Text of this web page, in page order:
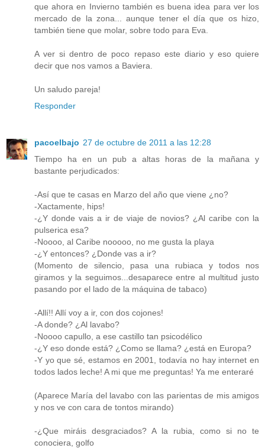
que ahora en Invierno también es buena idea para ver los
mercado de la zona... aunque tener el día que os hizo,
también tiene que molar, sobre todo para Eva.
A ver si dentro de poco repaso este diario y eso quiere
decir que nos vamos a Baviera.
Un saludo pareja!
Responder
pacoelbajo 27 de octubre de 2011 a las 12:28
Tiempo ha en un pub a altas horas de la mañana y
bastante perjudicados:
-Así que te casas en Marzo del año que viene ¿no?
-Xactamente, hips!
-¿Y donde vais a ir de viaje de novios? ¿Al caribe con la
pulserica esa?
-Noooo, al Caribe nooooo, no me gusta la playa
-¿Y entonces? ¿Donde vas a ir?
(Momento de silencio, pasa una rubiaca y todos nos
giramos y la seguimos...desaparece entre al multitud justo
pasando por el lado de la máquina de tabaco)
-Allí!! Allí voy a ir, con dos cojones!
-A donde? ¿Al lavabo?
-Noooo capullo, a ese castillo tan psicodélico
-¿Y eso donde está? ¿Como se llama? ¿está en Europa?
-Y yo que sé, estamos en 2001, todavía no hay internet en
todos lados leche! A mi que me preguntas! Ya me enteraré
(Aparece María del lavabo con las parientas de mis amigos
y nos ve con cara de tontos mirando)
-¿Que miráis desgraciados? A la rubia, como si no te
conociera, golfo